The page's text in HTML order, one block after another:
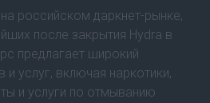
российском даркнет-рынке,
после закрытия Hydra в
предлагает широкий
услуг, включая наркотики,
и услуги по отмыванию